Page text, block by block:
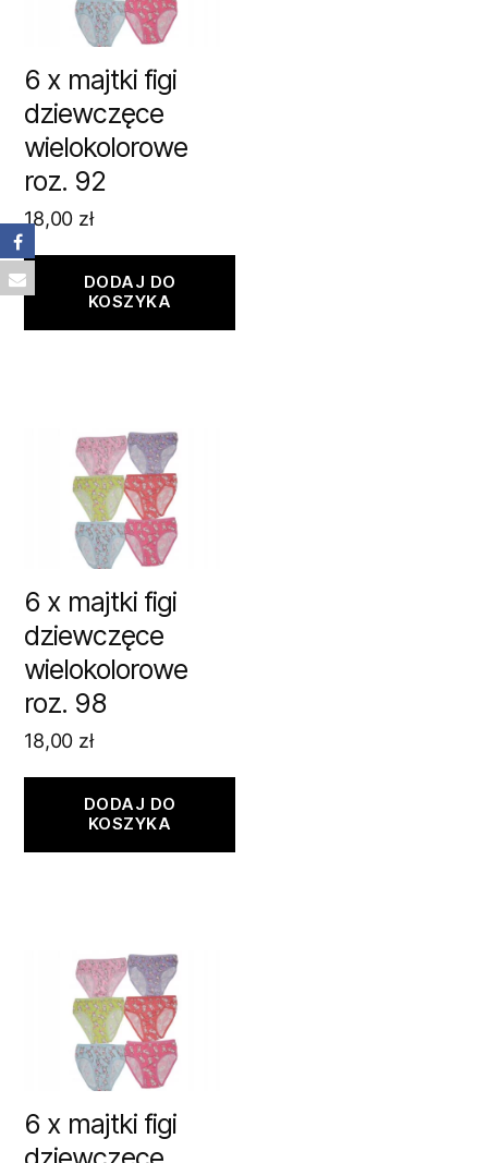
6 x majtki figi
dziewczęce
wielokolorowe
roz. 92
18,00 zł
DODAJ DO
KOSZYKA
6 x majtki figi
dziewczęce
wielokolorowe
roz. 98
18,00 zł
DODAJ DO
KOSZYKA
6 x majtki figi